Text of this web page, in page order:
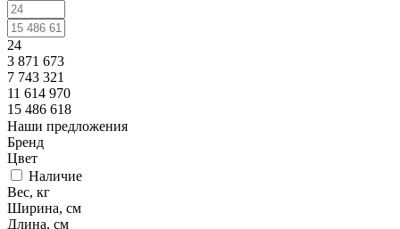
24
3 871 673
7 743 321
11 614 970
15 486 618
Наши предложения
Бренд
Цвет
Наличие
Вес, кг
Ширина, см
Длина, см